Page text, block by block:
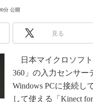
分 公開
見る
日本マイクロソフト
360」の入力センサー
Windows PCに接続し
して使える「Kinect